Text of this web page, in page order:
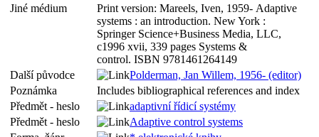
Jiné médium
Print version: Mareels, Iven, 1959- Adaptive
systems : an introduction. New York :
Springer Science+Business Media, LLC,
c1996 xvii, 339 pages Systems &
control. ISBN 9781461264149
Další původce
Polderman, Jan Willem, 1956- (editor)
Poznámka
Includes bibliographical references and index
Předmět - heslo
adaptivní řídicí systémy
Předmět - heslo
Adaptive control systems